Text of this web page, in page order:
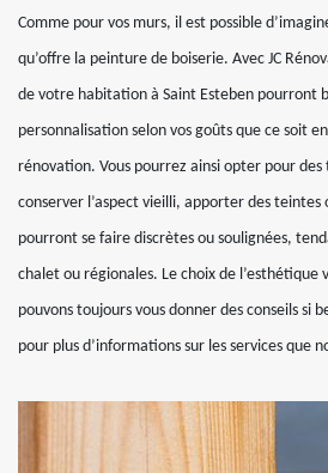
Comme pour vos murs, il est possible
qu’offre la peinture de boiserie. Avec JC
de votre habitation à Saint Esteben pourront
personnalisation selon vos goûts que ce soit
rénovation. Vous pourrez ainsi opter pour
conserver l’aspect vieilli, apporter des teintes
pourront se faire discrètes ou soulignées,
chalet ou régionales. Le choix de l’esthétique
pouvons toujours vous donner des conseils si
pour plus d’informations sur les services que